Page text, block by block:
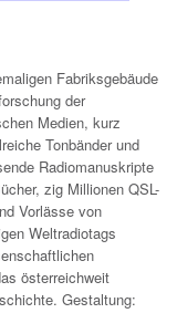
Fabriksgebäude
der
Medien, kurz
Tonbänder und
Radiomanuskripte
zig Millionen QSL-
Vorlässe von
Weltradiotags
österreichweit
Gestaltung: